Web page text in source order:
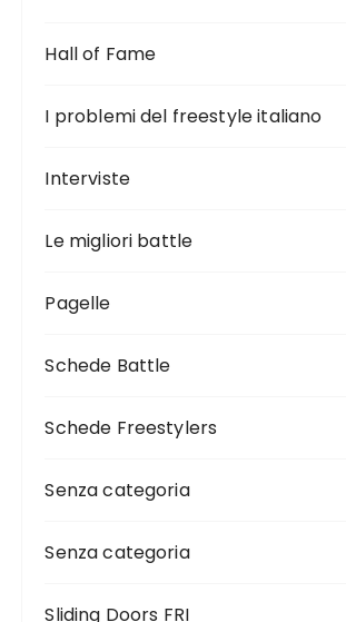
Hall of Fame
I problemi del freestyle italiano
Interviste
Le migliori battle
Pagelle
Schede Battle
Schede Freestylers
Senza categoria
Senza categoria
Sliding Doors FRI